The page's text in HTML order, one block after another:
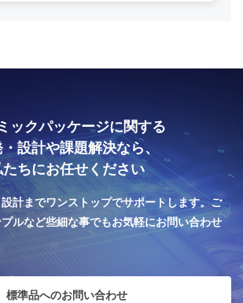
ックパッケージに関する
設計や課題解決なら、
ちにお任せください
計までワンストップでサポートします。ご
ルなど些細な事でもお気軽にお問い合わせ
標準品へのお問い合わせ